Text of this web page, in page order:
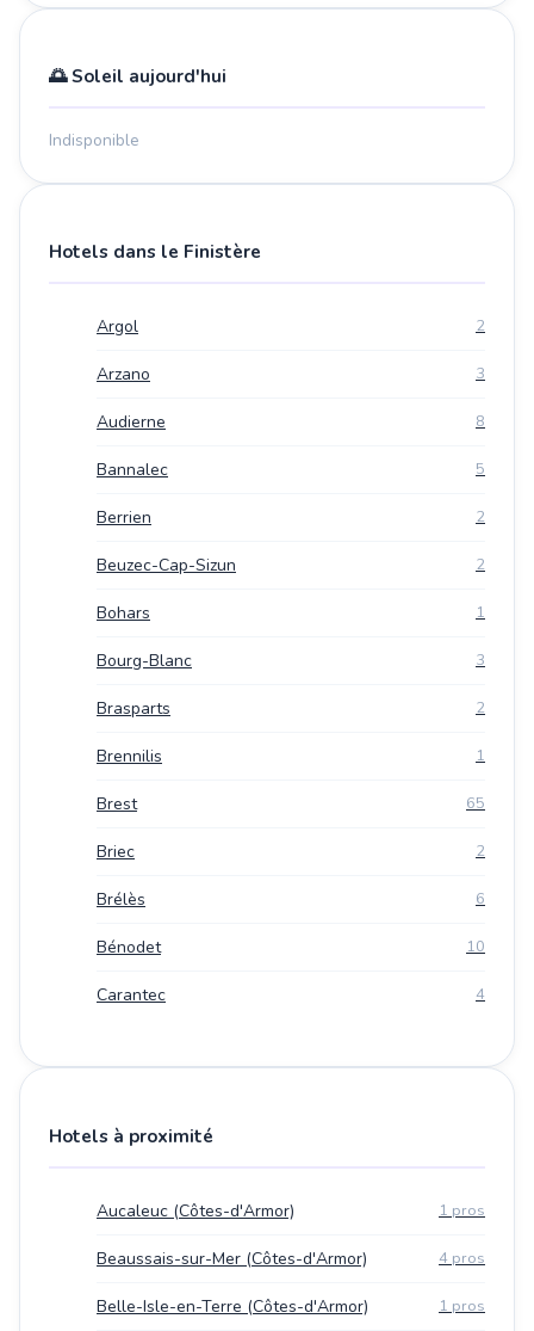
🌅 Soleil aujourd'hui
Indisponible
Hotels dans le Finistère
Argol 2
Arzano 3
Audierne 8
Bannalec 5
Berrien 2
Beuzec-Cap-Sizun 2
Bohars 1
Bourg-Blanc 3
Brasparts 2
Brennilis 1
Brest 65
Briec 2
Brélès 6
Bénodet 10
Carantec 4
Hotels à proximité
Aucaleuc (Côtes-d'Armor) 1 pros
Beaussais-sur-Mer (Côtes-d'Armor) 4 pros
Belle-Isle-en-Terre (Côtes-d'Armor) 1 pros